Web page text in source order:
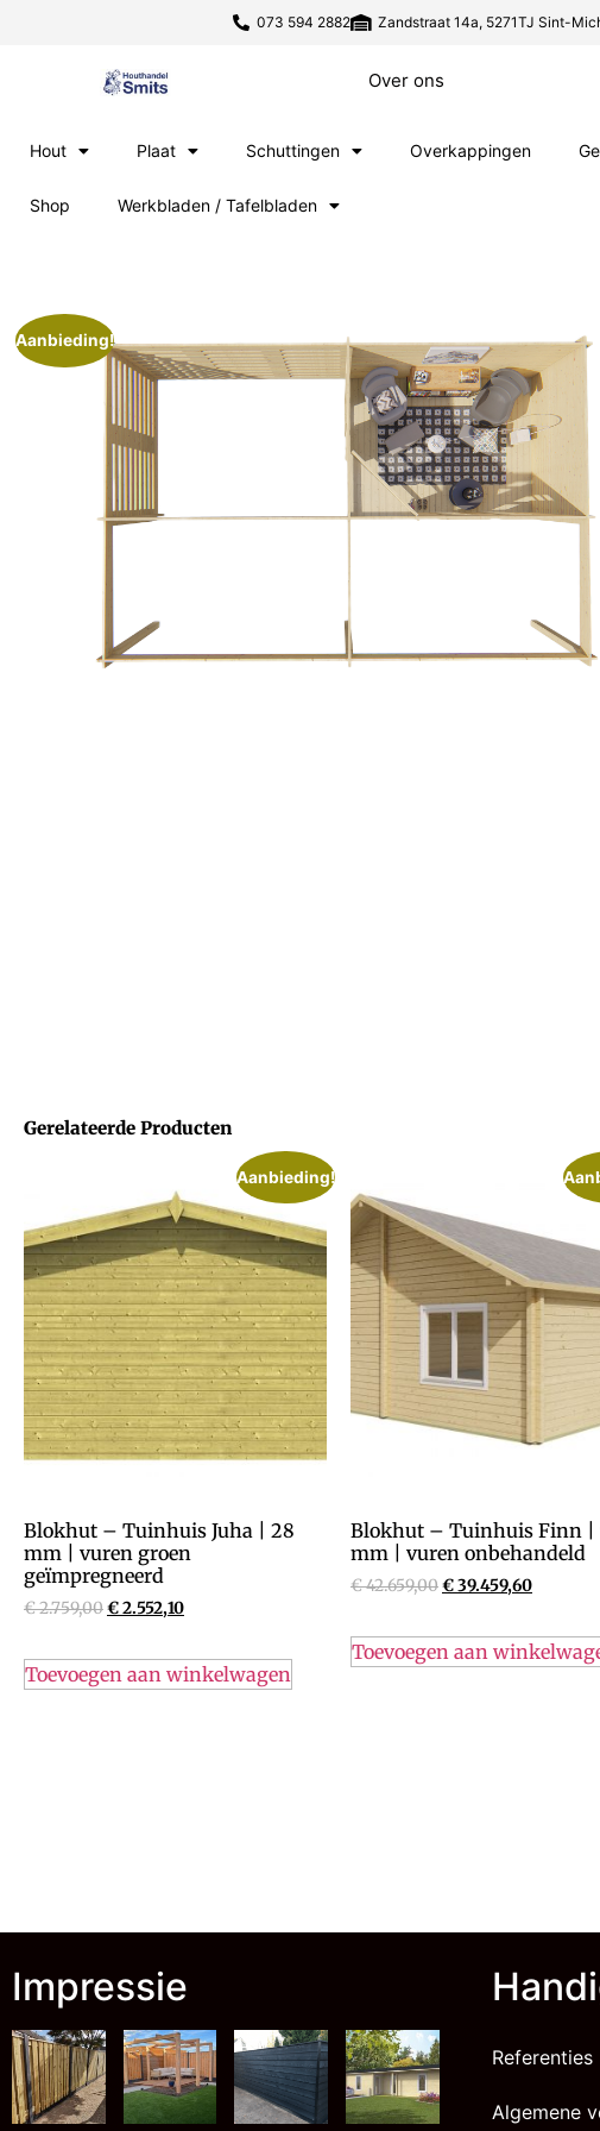
073 594 2882 Zandstraat 14a, 5271TJ Sint-
Over ons
Hout Plaat Schuttingen Overkappingen
Shop Werkbladen / Tafelbladen
Aanbieding!
Gerelateerde Producten
Aanbieding!
Blokhut – Tuinhuis Juha | 28
mm | vuren groen
geïmpregneerd
€2.759,00€2.552,10
Toevoegen aan winkelwagen
Blokhut – Tuinhuis Finn |
mm | vuren onbehandeld
€42.659,00€39.459,60
Toevoegen aan
Impressie
Referenties
Algemene